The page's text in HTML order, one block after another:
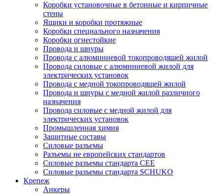
Коробки установочные в бетонные и кирпичные
стены
Ящики и коробки протяжные
Коробки специального назначения
Коробки огнестойкие
Провода и шнуры
Провода с алюминиевой токопроводящей жилой
Провода силовые с алюминиевой жилой для
электрических установок
Провода с медной токопроводящей жилой
Провода и шнуры с медной жилой различного
назначения
Провода силовые с медной жилой для
электрических установок
Промышленная химия
Защитные составы
Силовые разъемы
Разъемы не европейских стандартов
Силовые разъемы стандарта CEE
Силовые разъемы стандарта SCHUKO
Крепеж
Анкеры